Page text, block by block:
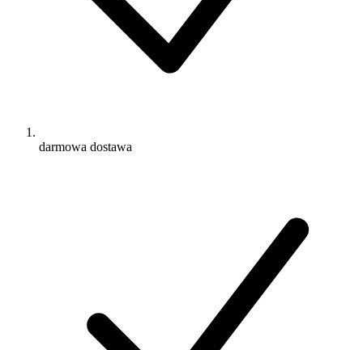
darmowa dostawa